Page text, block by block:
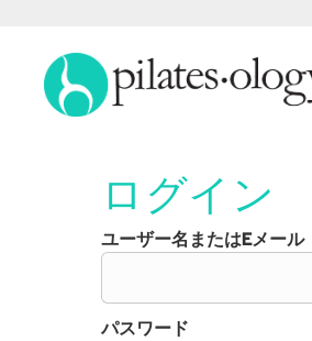
ログイン
ユーザー名またはEメール
パスワード